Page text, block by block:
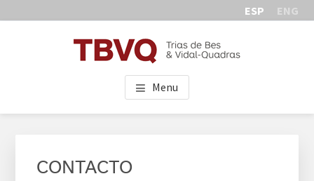
ESP ENG
Trias de Bes & Vidal-Quadras
Menu
CONTACTO